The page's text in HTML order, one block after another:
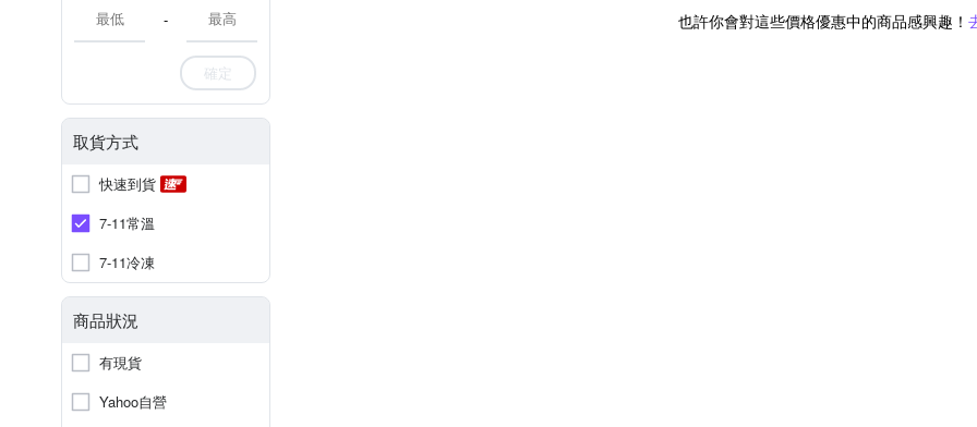
-
確定
取貨方式
快速到貨
7-11常溫
7-11冷凍
商品狀況
有現貨
Yahoo自營
也許你會對這些價格優惠中的商品感興趣！